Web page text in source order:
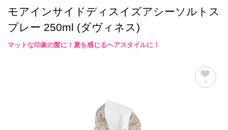
モアインサイドディスイズアシーソルトス
プレー 250ml (ダヴィネス)
マットな印象の髪に！夏を感じるヘアスタイルに！
4